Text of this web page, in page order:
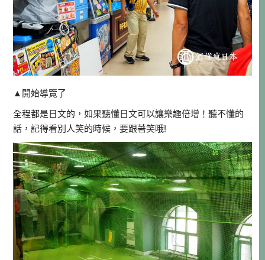
▲開始導覽了
全程都是日文的，如果聽懂日文可以讓樂趣倍增！聽不懂的
話，記得看別人笑的時候，要跟著笑哦!